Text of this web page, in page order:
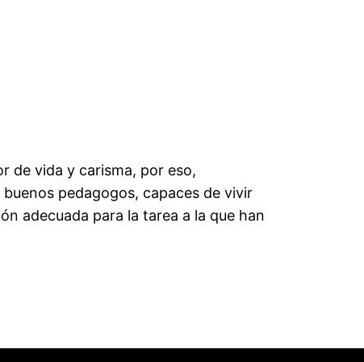
de vida y carisma, por eso,
pedagogos, capaces de vivir
adecuada para la tarea a la que han